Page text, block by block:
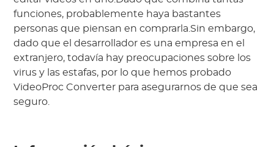
funciones, probablemente haya bastantes
personas que piensan en comprarla.Sin embargo,
dado que el desarrollador es una empresa en el
extranjero, todavía hay preocupaciones sobre los
virus y las estafas, por lo que hemos probado
VideoProc Converter para asegurarnos de que sea
seguro.